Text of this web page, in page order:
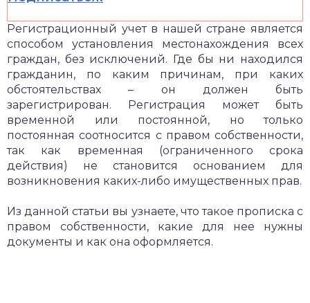
Регистрационный учет в нашей стране является
способом установления местонахождения всех
граждан, без исключений. Где бы ни находился
гражданин, по каким причинам, при каких
обстоятельствах – он должен быть
зарегистрирован. Регистрация может быть
временной или постоянной, но только
постоянная соотносится с правом собственности,
так как временная (ограниченного срока
действия) не становится основанием для
возникновения каких-либо имущественных прав.
Из данной статьи вы узнаете, что такое прописка с
правом собственности, какие для нее нужны
документы и как она оформляется.